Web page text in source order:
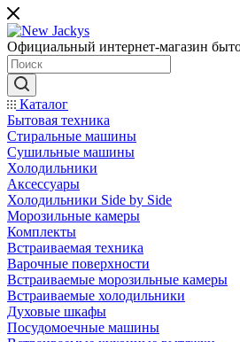
Официальный интернет-магазин
Каталог
Бытовая техника
Стиральные машины
Сушильные машины
Холодильники
Аксессуары
Холодильники Side by Side
Морозильные камеры
Комплекты
Встраиваемая техника
Варочные поверхности
Встраиваемые морозильные камеры
Встраиваемые холодильники
Духовые шкафы
Посудомоечные машины